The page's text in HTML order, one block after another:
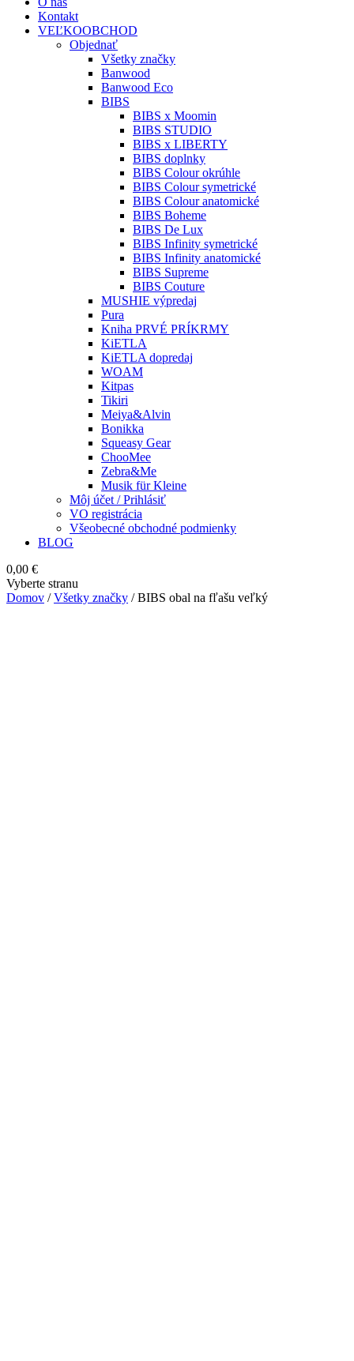
Kontakt
VEĽKOOBCHOD
Objednať
Všetky značky
Banwood
Banwood Eco
BIBS
BIBS x Moomin
BIBS STUDIO
BIBS x LIBERTY
BIBS doplnky
BIBS Colour okrúhle
BIBS Colour symetrické
BIBS Colour anatomické
BIBS Boheme
BIBS De Lux
BIBS Infinity symetrické
BIBS Infinity anatomické
BIBS Supreme
BIBS Couture
MUSHIE výpredaj
Pura
Kniha PRVÉ PRÍKRMY
KiETLA
KiETLA dopredaj
WOAM
Kitpas
Tikiri
Meiya&Alvin
Bonikka
Squeasy Gear
ChooMee
Zebra&Me
Musik für Kleine
Môj účet / Prihlásiť
VO registrácia
Všeobecné obchodné podmienky
BLOG
0,00 €
Vyberte stranu
Domov /Všetky značky / BIBS obal na fľašu veľký